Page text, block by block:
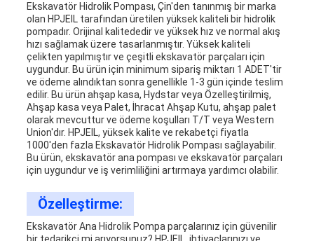
Ekskavatör Hidrolik Pompası, Çin'den tanınmış bir marka
olan HPJEIL tarafından üretilen yüksek kaliteli bir hidrolik
pompadır. Orijinal kalitededir ve yüksek hız ve normal akış
hızı sağlamak üzere tasarlanmıştır. Yüksek kaliteli
çelikten yapılmıştır ve çeşitli ekskavatör parçaları için
uygundur. Bu ürün için minimum sipariş miktarı 1 ADET'tir
ve ödeme alındıktan sonra genellikle 1-3 gün içinde teslim
edilir. Bu ürün ahşap kasa, Hydstar veya Özelleştirilmiş,
Ahşap kasa veya Palet, İhracat Ahşap Kutu, ahşap palet
olarak mevcuttur ve ödeme koşulları T/T veya Western
Union'dır. HPJEIL, yüksek kalite ve rekabetçi fiyatla
1000'den fazla Ekskavatör Hidrolik Pompası sağlayabilir.
Bu ürün, ekskavatör ana pompası ve ekskavatör parçaları
için uygundur ve iş verimliliğini artırmaya yardımcı olabilir.
Özelleştirme:
Ekskavatör Ana Hidrolik Pompa parçalarınız için güvenilir